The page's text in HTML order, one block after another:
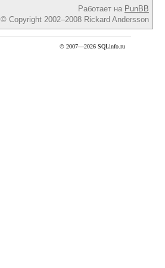
Работает на PunBB
© Copyright 2002–2008 Rickard Andersson
© 2007—2026 SQLinfo.ru